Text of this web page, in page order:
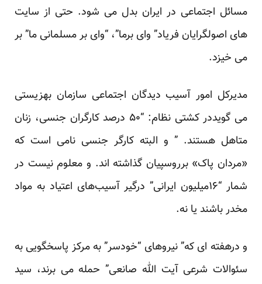
مسائل اجتماعی در ایران بدل می شود. حتی از سایت
های اصولگرایان فریاد” وای برما”، “وای بر مسلمانی ما” بر
می خیزد.
مدیرکل امور آسیب دیدگان اجتماعی سازمان بهزیستی
می گویددر کشتی نظام: “۵۰ درصد کارگران جنسی، زنان
متاهل هستند. ” و البته کارگر جنسی نامی است که
«مردان پاک» برروسپیان گذاشته اند. و معلوم نیست در
شمار “۱۶میلیون ایرانی” درگیر آسیب‌های اعتیاد به مواد
مخدر باشند یا نه.
و درهفته ای که” نیروهای “خودسر” به مرکز پاسخگویی به
سئوالات شرعی آیت الله صانعی” حمله می برند، سید